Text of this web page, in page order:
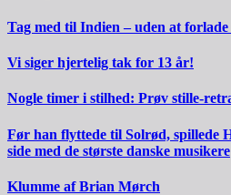
Tag med til Indien – uden at forlade
Vi siger hjertelig tak for 13 år!
Nogle timer i stilhed: Prøv stille-
Før han flyttede til Solrød, spillede
side med de største danske musikere
Klumme af Brian Mørch